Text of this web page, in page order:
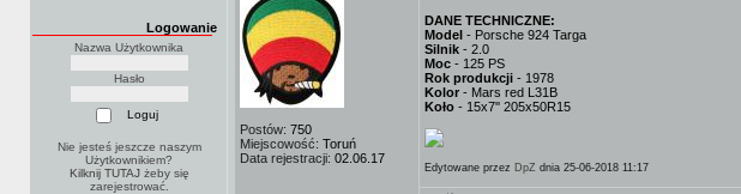
Logowanie
Nazwa Użytkownika
Hasło
Nie jesteś jeszcze naszym
Użytkownikiem?
Kilknij TUTAJżeby się
zarejestrować.
Postów: 750
Miejscowość: Toruń
Data rejestracji: 02.06.17
DANE TECHNICZNE:
Model - Porsche 924 Targa
Silnik - 2.0
Moc - 125 PS
Rok produkcji - 1978
Kolor - Mars red L31B
Koło - 15x7'' 205x50R15
Edytowane przez DpZ dnia 25-06-2018 11:17